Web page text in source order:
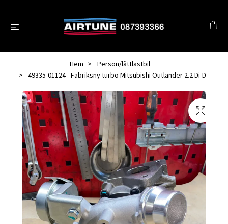
Hem
Person/lättlastbil
49335-01124 - Fabriksny turbo Mitsubishi Outlander 2.2 Di-D